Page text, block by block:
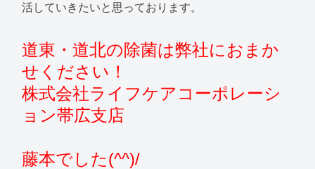
活していきたいと思っております。
道東・道北の除菌は弊社におまか
せください！
株式会社ライフケアコーポレーシ
ョン帯広支店
藤本でした(^^)/